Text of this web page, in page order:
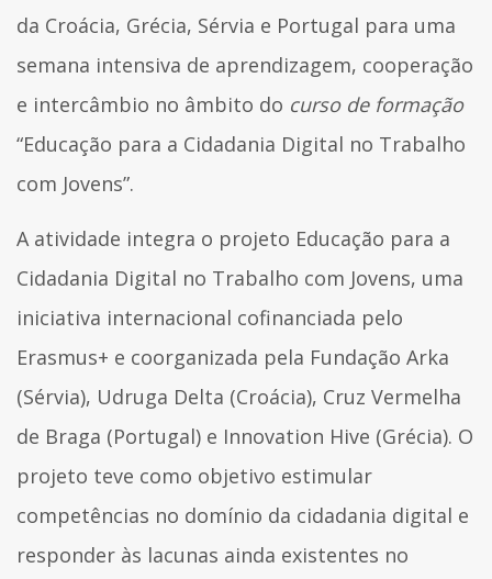
da Croácia, Grécia, Sérvia e Portugal para uma
semana intensiva de aprendizagem, cooperação
e intercâmbio no âmbito do curso de formação
“Educação para a Cidadania Digital no Trabalho
com Jovens”.
A atividade integra o projeto Educação para a
Cidadania Digital no Trabalho com Jovens, uma
iniciativa internacional cofinanciada pelo
Erasmus+ e coorganizada pela Fundação Arka
(Sérvia), Udruga Delta (Croácia), Cruz Vermelha
de Braga (Portugal) e Innovation Hive (Grécia). O
projeto teve como objetivo estimular
competências no domínio da cidadania digital e
responder às lacunas ainda existentes no